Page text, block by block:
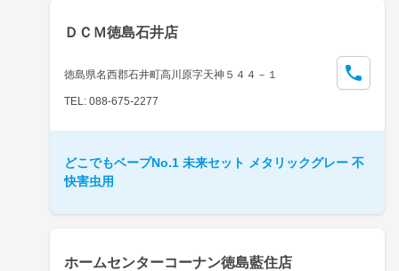
ＤＣＭ徳島石井店
徳島県名西郡石井町高川原字天神５４４－１
TEL: 088-675-2277
どこでもベープNo.1 未来セット メタリックグレー 不
快害虫用
ホームセンターコーナン徳島藍住店